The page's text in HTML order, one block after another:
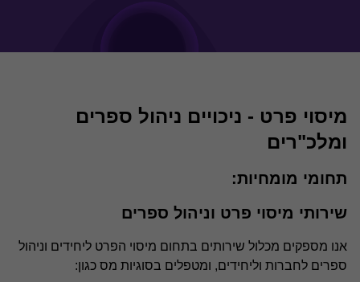
מיסים עקיפים
מיסוי אמריקאי
מיסוי פרט - ניכויים ניהול ספרים
ומלכ"רים
תחומי מומחיות:
שירותי מיסוי פרט וניהול ספרים
אנו מספקים מכלול שירותים בתחום מיסוי הפרט ליחידים וניהול
ספרים לחברות וליחידים, ומטפלים בסוגיות מס כגון: